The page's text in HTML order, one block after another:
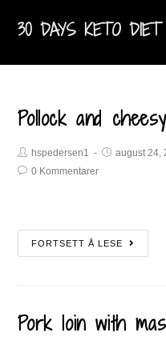
30 DAYS KETO
Pollock and
hspedersen1 august 24,
0 Kommentarer
FORTSETT Å LESE
Pork loin with